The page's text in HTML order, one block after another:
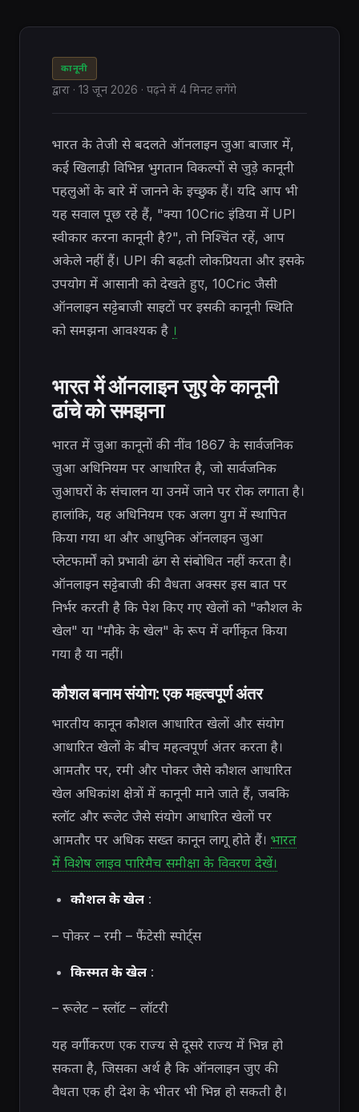
कानूनी
द्वारा · 13 जून 2026 · पढ़ने में 4 मिनट लगेंगे
भारत के तेजी से बदलते ऑनलाइन जुआ बाजार में,
कई खिलाड़ी विभिन्न भुगतान विकल्पों से जुड़े कानूनी
पहलुओं के बारे में जानने के इच्छुक हैं। यदि आप भी
यह सवाल पूछ रहे हैं, "क्या 10Cric इंडिया में UPI
स्वीकार करना कानूनी है?", तो निश्चिंत रहें, आप
अकेले नहीं हैं। UPI की बढ़ती लोकप्रियता और इसके
उपयोग में आसानी को देखते हुए, 10Cric जैसी
ऑनलाइन सट्टेबाजी साइटों पर इसकी कानूनी स्थिति
को समझना आवश्यक है ।
भारत में ऑनलाइन जुए के कानूनी
ढांचे को समझना
भारत में जुआ कानूनों की नींव 1867 के सार्वजनिक
जुआ अधिनियम पर आधारित है, जो सार्वजनिक
जुआघरों के संचालन या उनमें जाने पर रोक लगाता है।
हालांकि, यह अधिनियम एक अलग युग में स्थापित
किया गया था और आधुनिक ऑनलाइन जुआ
प्लेटफार्मों को प्रभावी ढंग से संबोधित नहीं करता है।
ऑनलाइन सट्टेबाजी की वैधता अक्सर इस बात पर
निर्भर करती है कि पेश किए गए खेलों को "कौशल के
खेल" या "मौके के खेल" के रूप में वर्गीकृत किया
गया है या नहीं।
कौशल बनाम संयोग: एक महत्वपूर्ण अंतर
भारतीय कानून कौशल आधारित खेलों और संयोग
आधारित खेलों के बीच महत्वपूर्ण अंतर करता है।
आमतौर पर, रमी और पोकर जैसे कौशल आधारित
खेल अधिकांश क्षेत्रों में कानूनी माने जाते हैं, जबकि
स्लॉट और रूलेट जैसे संयोग आधारित खेलों पर
आमतौर पर अधिक सख्त कानून लागू होते हैं। भारत
में विशेष लाइव पारिमैच समीक्षा के विवरण देखें।
कौशल के खेल:
– पोकर – रमी – फैंटेसी स्पोर्ट्स
किस्मत के खेल:
– रूलेट – स्लॉट – लॉटरी
यह वर्गीकरण एक राज्य से दूसरे राज्य में भिन्न हो
सकता है, जिसका अर्थ है कि ऑनलाइन जुए की
वैधता एक ही देश के भीतर भी भिन्न हो सकती है।